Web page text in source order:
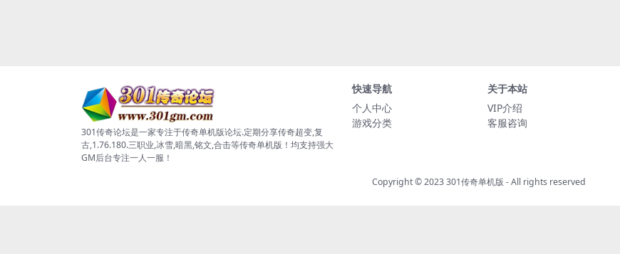
301传奇论坛是一家专注于传奇单机版论坛.定期分享传奇超变,复
古,1.76.180.三职业,冰雪,暗黑,铭文,合击等传奇单机版！均支持强大
GM后台专注一人一服！
快速导航
个人中心
游戏分类
关于本站
VIP介绍
客服咨询
Copyright © 2023301传奇单机版 - All rights reserved